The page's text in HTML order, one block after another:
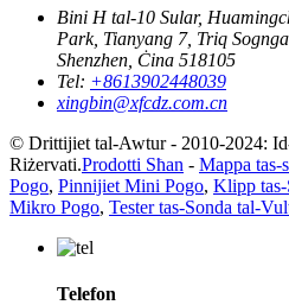
Bini H tal-10 Sular,
Park, Tianyang 7, Triq
Shenzhen, Ċina 518105
Tel: +8613902448039
xingbin@xfcdz.com.cn
© Drittijiet tal-Awtur - 2010-2024:
Riżervati.Prodotti Sħan - Mappa tas-
Pogo, Pinnijiet Mini Pogo, Klipp tas-
Mikro Pogo, Tester tas-Sonda tal-
Telefon